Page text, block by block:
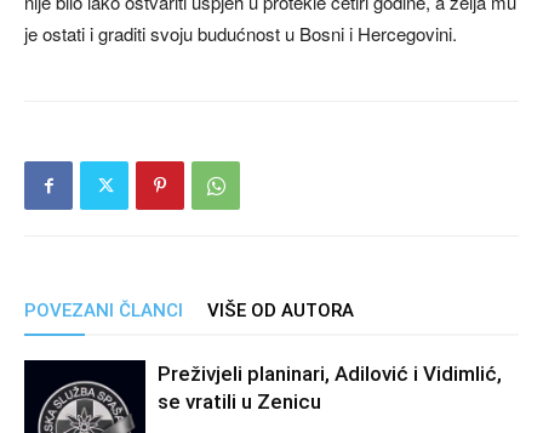
je ostati i graditi svoju budućnost u Bosni i Hercegovini.
POVEZANI ČLANCI VIŠE OD AUTORA
Preživjeli planinari, Adilović i Vidimlić,
se vratili u Zenicu